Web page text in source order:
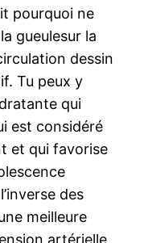
pourquoi ne
gueulesur la
dessin
Tu peux y
qui
est considéré
et qui favorise
des
meilleure
artérielle